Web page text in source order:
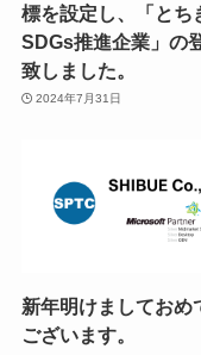
標を設定し、「とち
SDGs推進企業」の
致しました。
2024年7月31日
新年明けましておめ
ございます。